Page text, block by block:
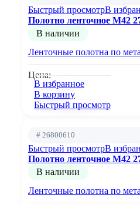
Быстрый просмотрВ
Полотно ленточное М42
В наличии
Ленточные полотна по
Цена:
В избранное
В корзину
Быстрый просмотр
# 26800610
Быстрый просмотрВ
Полотно ленточное М42
В наличии
Ленточные полотна по